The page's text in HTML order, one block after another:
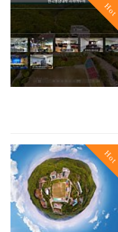
Hot
Hot